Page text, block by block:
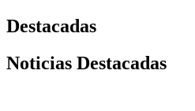
Destacadas
Noticias Destacadas